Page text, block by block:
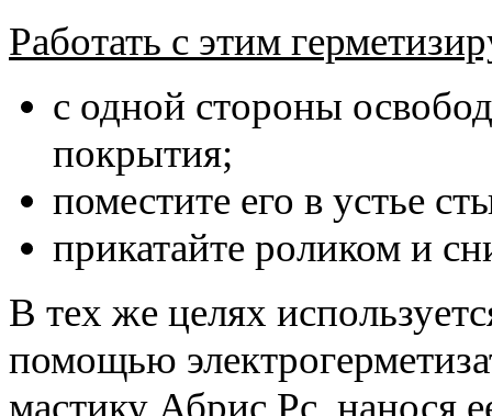
Работать с этим
с одной стороны
покрытия;
поместите его в устье
прикатайте роликом и
В тех же целях
помощью
мастику Абрис Рс, нанося